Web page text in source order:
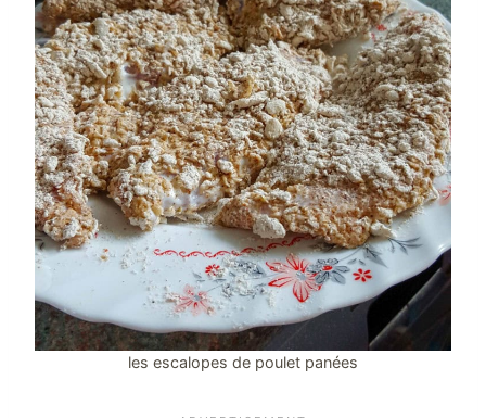
les escalopes de poulet panées